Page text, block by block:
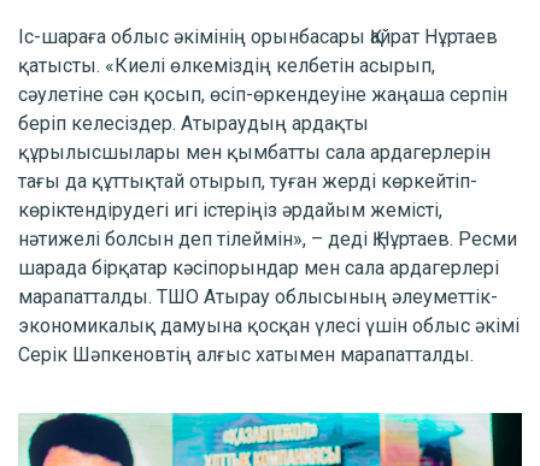
Іс-шараға облыс әкімінің орынбасары Қайрат Нұртаев
қатысты. «Киелі өлкеміздің келбетін асырып,
сәулетіне сән қосып, өсіп-өркендеуіне жаңаша серпін
беріп келесіздер. Атыраудың ардақты
құрылысшылары мен қымбатты сала ардагерлерін
тағы да құттықтай отырып, туған жерді көркейтіп-
көріктендірудегі игі істеріңіз әрдайым жемісті,
нәтижелі болсын деп тілеймін», – деді Қ.Нұртаев. Ресми
шарада бірқатар кәсіпорындар мен сала ардагерлері
марапатталды. ТШО Атырау облысының әлеуметтік-
экономикалық дамуына қосқан үлесі үшін облыс әкімі
Серік Шәпкеновтің алғыс хатымен марапатталды.